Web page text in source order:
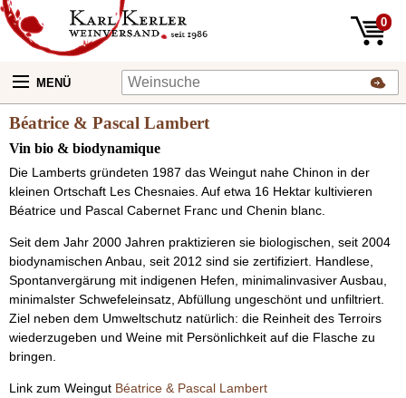
0
MENÜ
Béatrice & Pascal Lambert
Vin bio & biodynamique
Die Lamberts gründeten 1987 das Weingut nahe Chinon in der
kleinen Ortschaft Les Chesnaies. Auf etwa 16 Hektar kultivieren
Béatrice und Pascal Cabernet Franc und Chenin blanc.
Seit dem Jahr 2000 Jahren praktizieren sie biologischen, seit 2004
biodynamischen Anbau, seit 2012 sind sie zertifiziert. Handlese,
Spontanvergärung mit indigenen Hefen, minimalinvasiver Ausbau,
minimalster Schwefeleinsatz, Abfüllung ungeschönt und unfiltriert.
Ziel neben dem Umweltschutz natürlich: die Reinheit des Terroirs
wiederzugeben und Weine mit Persönlichkeit auf die Flasche zu
bringen.
Link zum Weingut Béatrice & Pascal Lambert